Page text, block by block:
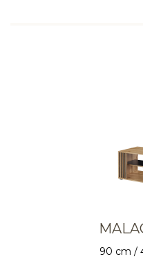
90 cm /